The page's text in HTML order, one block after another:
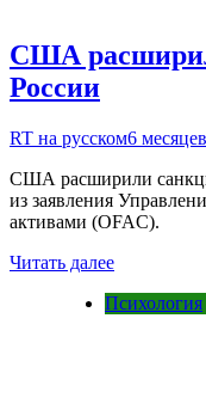
США
России
RT на русском6
США расширили
из заявления
активами (OFAC).
Читать далее
Психология